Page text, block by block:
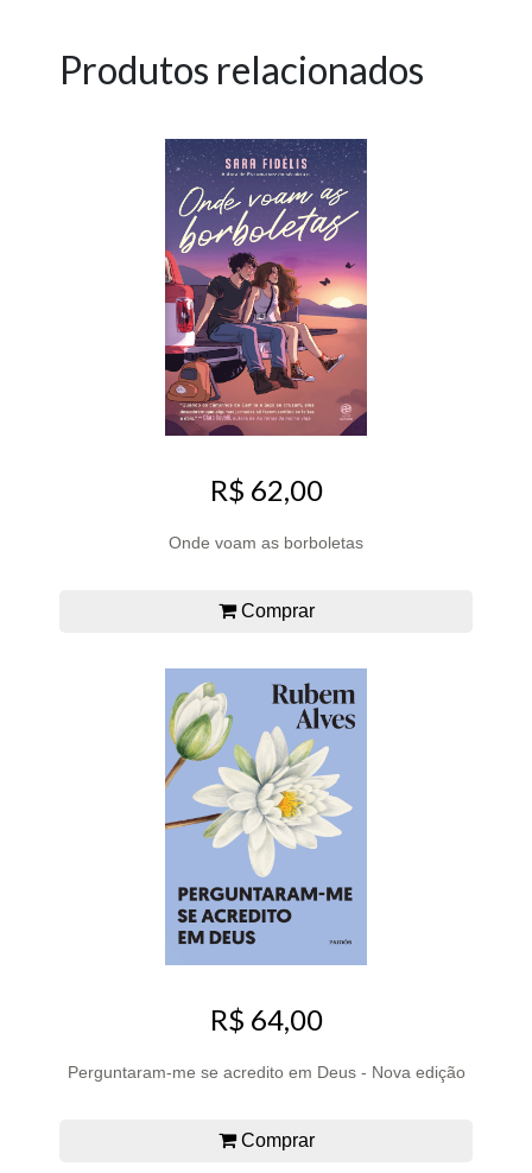
Produtos relacionados
R$ 62,00
Onde voam as borboletas
Comprar
R$ 64,00
Perguntaram-me se acredito em Deus - Nova edição
Comprar